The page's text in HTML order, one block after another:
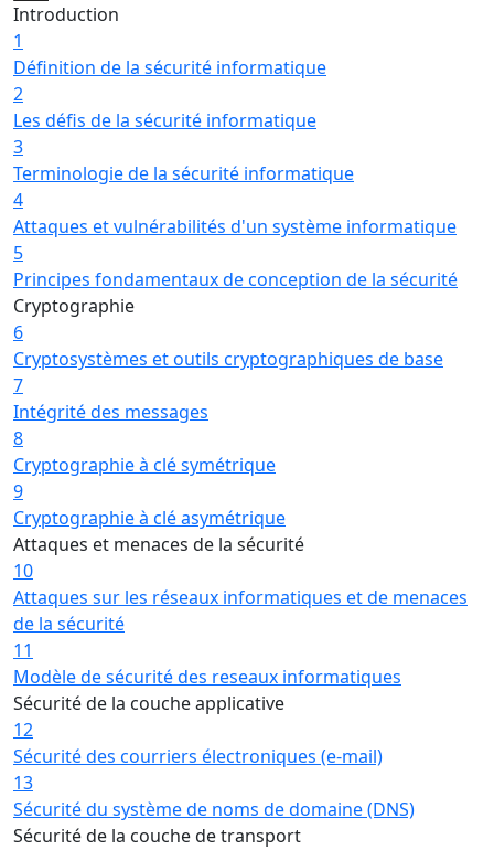
Introduction
1
Définition de la sécurité informatique
2
Les défis de la sécurité informatique
3
Terminologie de la sécurité informatique
4
Attaques et vulnérabilités d'un système informatique
5
Principes fondamentaux de conception de la sécurité
Cryptographie
6
Cryptosystèmes et outils cryptographiques de base
7
Intégrité des messages
8
Cryptographie à clé symétrique
9
Cryptographie à clé asymétrique
Attaques et menaces de la sécurité
10
Attaques sur les réseaux informatiques et de menaces
de la sécurité
11
Modèle de sécurité des reseaux informatiques
Sécurité de la couche applicative
12
Sécurité des courriers électroniques (e-mail)
13
Sécurité du système de noms de domaine (DNS)
Sécurité de la couche de transport